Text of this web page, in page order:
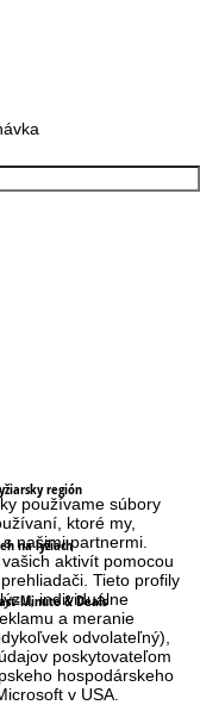
používame súbory
ktoré my,
našimi partnermi.
aktivít pomocou
Tieto profily
individuálne
a meranie
odvolateľný),
poskytovateľom
hospodárskeho
v USA.
región
na lyžiach
Minute & Deals